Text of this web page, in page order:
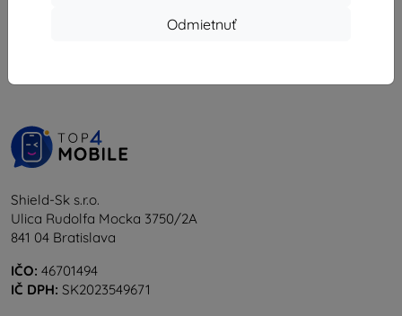
Odmietnuť
Shield-Sk s.r.o.
Ulica Rudolfa Mocka 3750/2A
841 04 Bratislava
IČO: 46701494
IČ DPH: SK2023549671